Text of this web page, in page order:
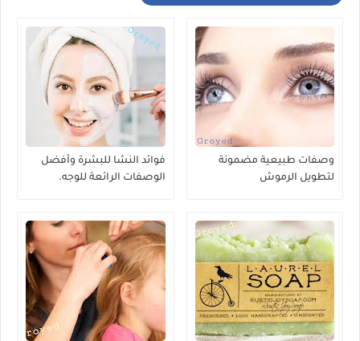
وصفات طبيعية مضمونة
لتطويل الرموش
فوائد النشا للبشرة وأفضل
الوصفات الرائعة للوجه.